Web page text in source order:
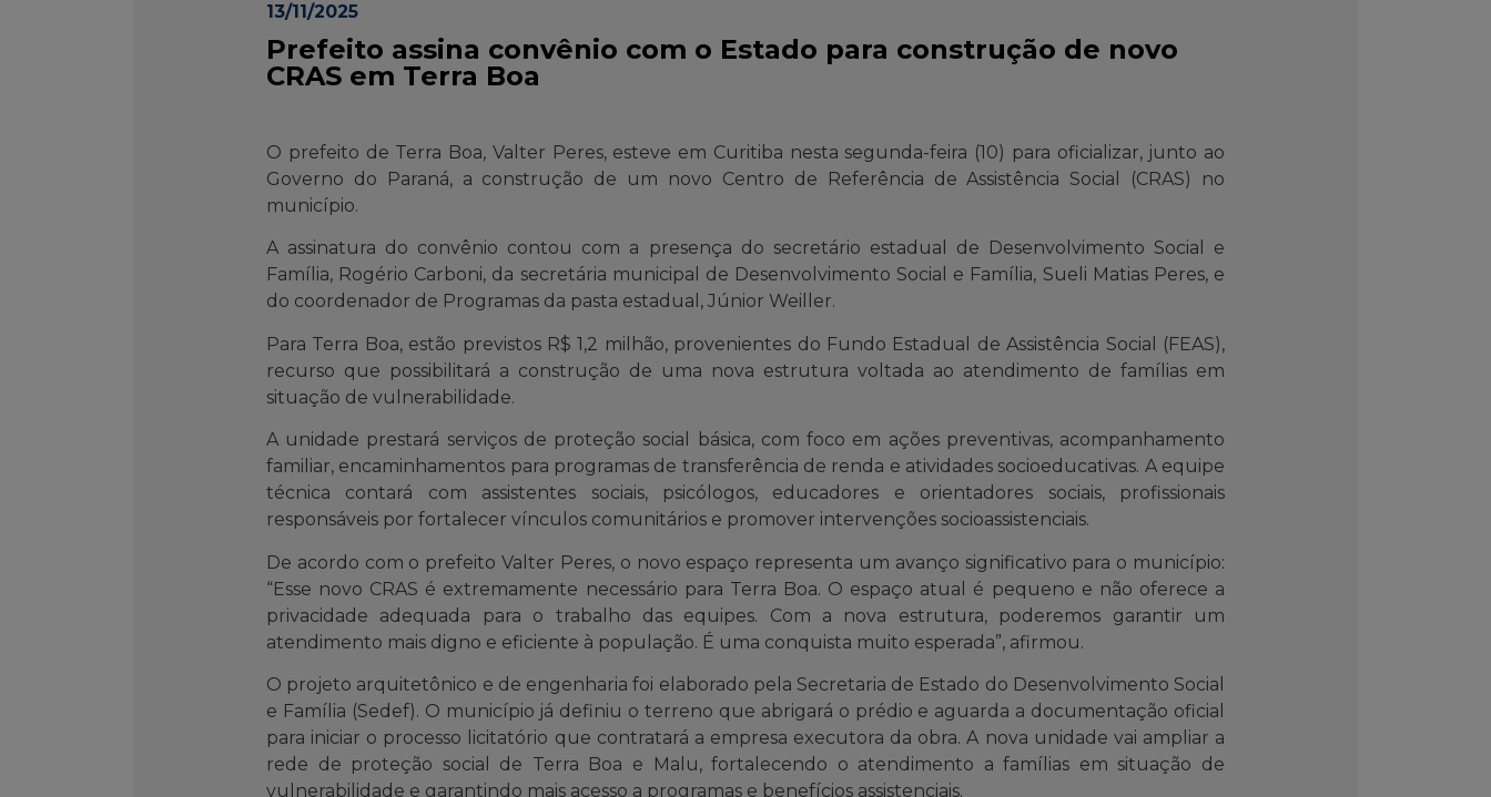
13/11/2025
Prefeito assina convênio com o Estado para construção de novo
CRAS em Terra Boa
O prefeito de Terra Boa, Valter Peres, esteve em Curitiba nesta segunda-feira (10) para oficializar, junto ao
Governo do Paraná, a construção de um novo Centro de Referência de Assistência Social (CRAS) no
município.
A assinatura do convênio contou com a presença do secretário estadual de Desenvolvimento Social e
Família, Rogério Carboni, da secretária municipal de Desenvolvimento Social e Família, Sueli Matias Peres, e
do coordenador de Programas da pasta estadual, Júnior Weiller.
Para Terra Boa, estão previstos R$ 1,2 milhão, provenientes do Fundo Estadual de Assistência Social (FEAS),
recurso que possibilitará a construção de uma nova estrutura voltada ao atendimento de famílias em
situação de vulnerabilidade.
A unidade prestará serviços de proteção social básica, com foco em ações preventivas, acompanhamento
familiar, encaminhamentos para programas de transferência de renda e atividades socioeducativas. A equipe
técnica contará com assistentes sociais, psicólogos, educadores e orientadores sociais, profissionais
responsáveis por fortalecer vínculos comunitários e promover intervenções socioassistenciais.
De acordo com o prefeito Valter Peres, o novo espaço representa um avanço significativo para o município:
“Esse novo CRAS é extremamente necessário para Terra Boa. O espaço atual é pequeno e não oferece a
privacidade adequada para o trabalho das equipes. Com a nova estrutura, poderemos garantir um
atendimento mais digno e eficiente à população. É uma conquista muito esperada”, afirmou.
O projeto arquitetônico e de engenharia foi elaborado pela Secretaria de Estado do Desenvolvimento Social
e Família (Sedef). O município já definiu o terreno que abrigará o prédio e aguarda a documentação oficial
para iniciar o processo licitatório que contratará a empresa executora da obra. A nova unidade vai ampliar a
rede de proteção social de Terra Boa e Malu, fortalecendo o atendimento a famílias em situação de
vulnerabilidade e garantindo mais acesso a programas e benefícios assistenciais.